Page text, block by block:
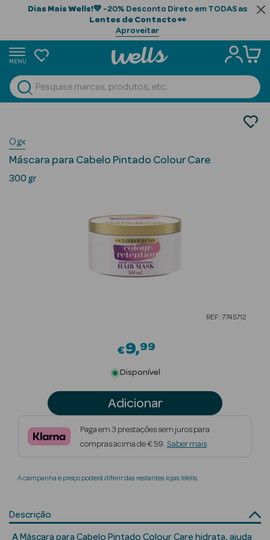
Dias Mais Wells!💙 -20% Desconto Direto em TODAS as
Lentes de Contacto👀
Aproveitar
MENU
Ver Tudo
Beauty Season
Cabelo
Profissional
Beauty Season
Beauty Season
Maquilhagem
Beauty Season
Máscaras
Ogx
Máscara para Cabelo Pintado Colour Care
300 gr
REF: 7745712
€9 99
Disponível
Adicionar
Paga em 3 prestações sem juros para
compras acima de € 59. Saber mais
A campanha e preço poderá diferir das restantes lojas Wells.
Descrição
A Máscara para Cabelo Pintado Colour Care hidrata, ajuda